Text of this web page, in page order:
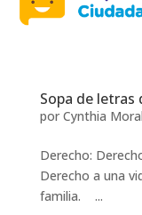
Sopa de letras
por Cynthia
Derecho:
Derecho a una
familia. ...